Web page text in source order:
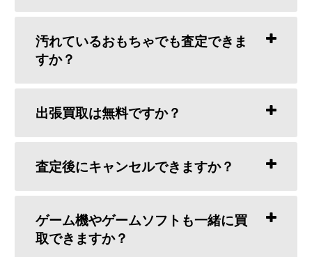
汚れているおもちゃでも査定できま
すか？
出張買取は無料ですか？
査定後にキャンセルできますか？
ゲーム機やゲームソフトも一緒に買
取できますか？